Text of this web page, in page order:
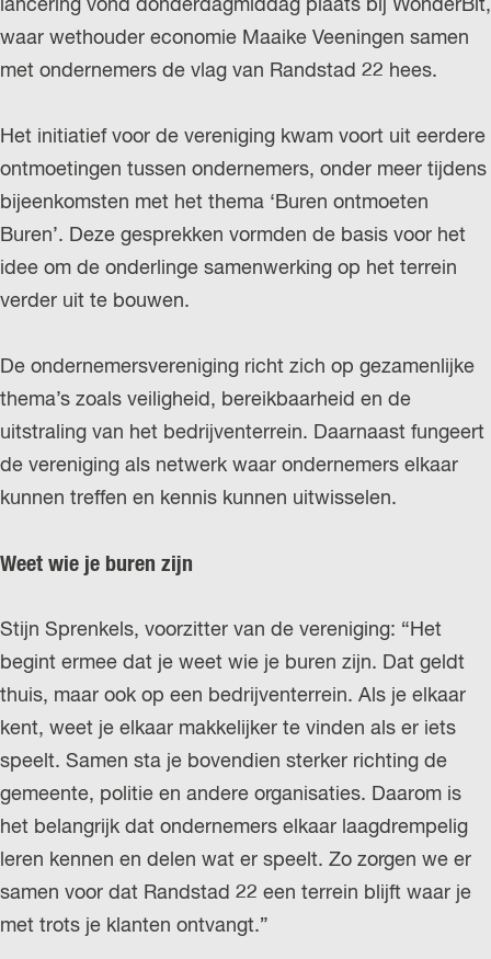
l
a
d
s
lancering vond donderdagmiddag plaats bij WonderBit,
waar wethouder economie Maaike Veeningen samen
met ondernemers de vlag van Randstad 22 hees.
Het initiatief voor de vereniging kwam voort uit eerdere
ontmoetingen tussen ondernemers, onder meer tijdens
bijeenkomsten met het thema ‘Buren ontmoeten
Buren’. Deze gesprekken vormden de basis voor het
idee om de onderlinge samenwerking op het terrein
verder uit te bouwen.
De ondernemersvereniging richt zich op gezamenlijke
thema’s zoals veiligheid, bereikbaarheid en de
uitstraling van het bedrijventerrein. Daarnaast fungeert
de vereniging als netwerk waar ondernemers elkaar
kunnen treffen en kennis kunnen uitwisselen.
Weet wie je buren zijn
Stijn Sprenkels, voorzitter van de vereniging: “Het
begint ermee dat je weet wie je buren zijn. Dat geldt
thuis, maar ook op een bedrijventerrein. Als je elkaar
kent, weet je elkaar makkelijker te vinden als er iets
speelt. Samen sta je bovendien sterker richting de
gemeente, politie en andere organisaties. Daarom is
het belangrijk dat ondernemers elkaar laagdrempelig
leren kennen en delen wat er speelt. Zo zorgen we er
samen voor dat Randstad 22 een terrein blijft waar je
met trots je klanten ontvangt.”